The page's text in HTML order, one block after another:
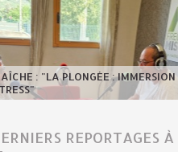
: "LA PLONGÉE : IMMERSION
REPORTAGES À